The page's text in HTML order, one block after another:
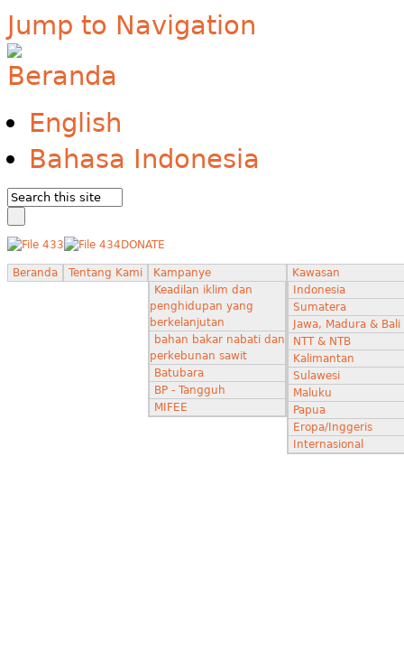
Jump to Navigation
English
Bahasa Indonesia
DONATE
Beranda Tentang Kami
Kampanye
Keadilan iklim dan
penghidupan yang
berkelanjutan
bahan bakar nabati dan
perkebunan sawit
Batubara
BP - Tangguh
MIFEE
Kawasan
Indonesia
Sumatera
Jawa, Madura & Bali
NTT & NTB
Kalimantan
Sulawesi
Maluku
Papua
Eropa/Inggeris
Internasional